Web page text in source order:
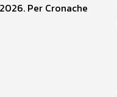
Per Cronache